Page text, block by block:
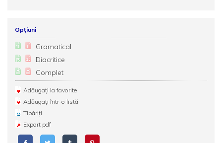
Opțiuni
Gramatical
Diacritice
Complet
Adăugați la favorite
Adăugați într-o listă
Tipăriți
Export pdf